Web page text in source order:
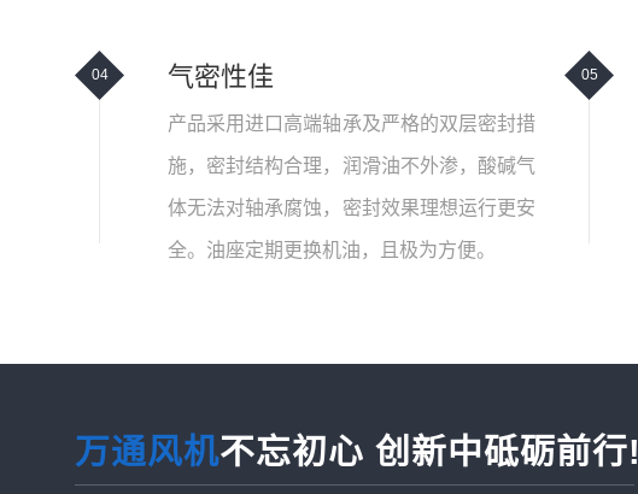
04 气密性佳
产品采用进口高端轴承及严格的双层密封措
施，密封结构合理，润滑油不外渗，酸碱气
体无法对轴承腐蚀，密封效果理想运行更安
全。油座定期更换机油，且极为方便。
05
万通风机不忘初心 创新中砥砺前行!